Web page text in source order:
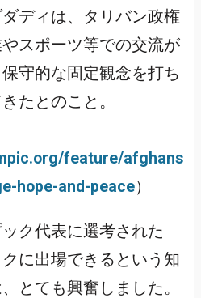
ディは、タリバン政権
スポーツ等での交流が
守的な固定観念を打ち
たとのこと。
feature/afghans-
hope-and-peace）
ク代表に選考された
に出場できるという知
とても興奮しました。